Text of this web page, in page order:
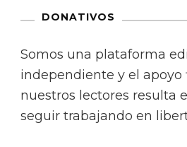
DONATIVOS
Somos una plataforma
independiente y el apoyo
nuestros lectores resulta
seguir trabajando en